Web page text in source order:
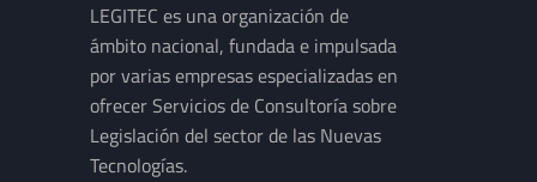
LEGITEC es una organización de
ámbito nacional, fundada e impulsada
por varias empresas especializadas en
ofrecer Servicios de Consultoría sobre
Legislación del sector de las Nuevas
Tecnologías.